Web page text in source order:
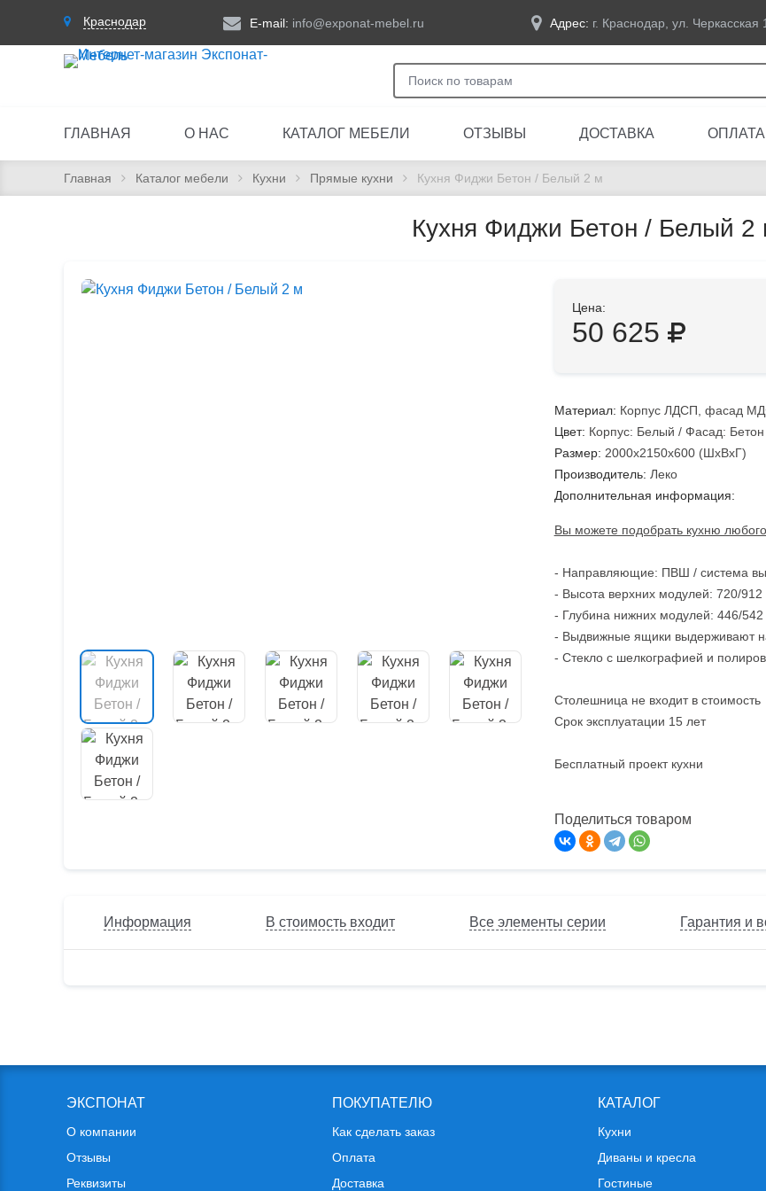
Краснодар E-mail: info@exponat-mebel.ru Адрес: г. Краснодар, ул. Черкасская
ГЛАВНАЯ О НАС КАТАЛОГ МЕБЕЛИ ОТЗЫВЫ ДОСТАВКА ОПЛАТА
Главная Каталог мебели Кухни Прямые кухни Кухня Фиджи Бетон / Белый 2 м
Кухня Фиджи Бетон / Белый 2
Цена:
50 625
Материал: Корпус ЛДСП, фасад
Цвет: Корпус: Белый / Фасад:
Размер: 2000х2150х600 (ШхВхГ)
Производитель: Леко
Дополнительная информация:
Вы можете подобрать кухню
- Направляющие: ПВШ / система
- Высота верхних модулей: 720/
- Глубина нижних модулей: 446/
- Выдвижные ящики выдерживают
- Стекло с шелкографией и
Столешница не входит в стоимость
Срок эксплуатации 15 лет
Бесплатный проект кухни
Поделиться товаром
Информация В стоимость входит Все элементы серии Гарантия и
ЭКСПОНАТ
О компании
Отзывы
Реквизиты
ПОКУПАТЕЛЮ
Как сделать заказ
Оплата
Доставка
КАТАЛОГ
Кухни
Диваны и кресла
Гостиные